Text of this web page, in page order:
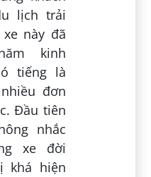
lịch trải
này đã
kinh
tiếng là
đơn
Đầu tiên
nhắc
xe đời
khá hiện